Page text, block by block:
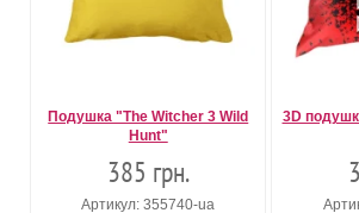
Подушка "The Witcher 3 Wild
Hunt"
385 грн.
Артикул: 355740-ua
3D